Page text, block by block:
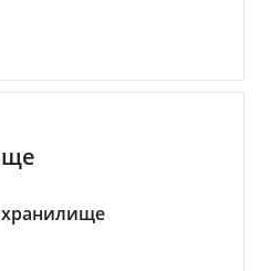
хранилище